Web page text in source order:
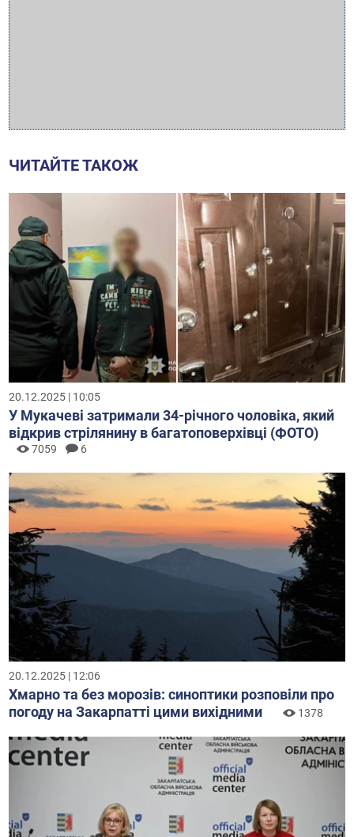
ЧИТАЙТЕ ТАКОЖ
20.12.2025 | 10:05
У Мукачеві затримали 34-річного чоловіка, який
відкрив стрілянину в багатоповерхівці (ФОТО)
7059 6
20.12.2025 | 12:06
Хмарно та без морозів: синоптики розповіли про
погоду на Закарпатті цими вихідними
1378